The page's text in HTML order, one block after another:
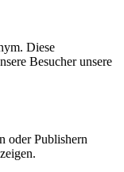
Diese
Besucher unsere
oder Publishern